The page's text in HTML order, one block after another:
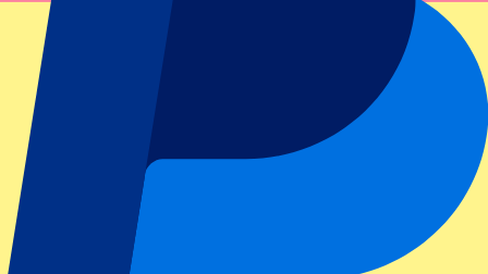
Alle Sportarten
Fußballligen